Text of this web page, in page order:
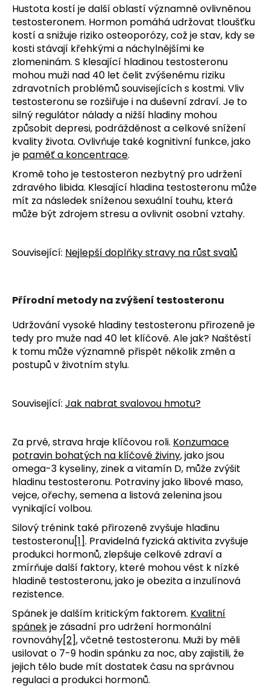
Hustota kostí je další oblastí významně ovlivněnou
testosteronem. Hormon pomáhá udržovat tloušťku
kostí a snižuje riziko osteoporózy, což je stav, kdy se
kosti stávají křehkými a náchylnějšími ke
zlomeninám. S klesající hladinou testosteronu
mohou muži nad 40 let čelit zvýšenému riziku
zdravotních problémů souvisejících s kostmi. Vliv
testosteronu se rozšiřuje i na duševní zdraví. Je to
silný regulátor nálady a nižší hladiny mohou
způsobit depresi, podrážděnost a celkové snížení
kvality života. Ovlivňuje také kognitivní funkce, jako
je paměť a koncentrace.
Kromě toho je testosteron nezbytný pro udržení
zdravého libida. Klesající hladina testosteronu může
mít za následek sníženou sexuální touhu, která
může být zdrojem stresu a ovlivnit osobní vztahy.
Související: Nejlepší doplňky stravy na růst svalů
Přírodní metody na zvýšení testosteronu
Udržování vysoké hladiny testosteronu přirozeně je
tedy pro muže nad 40 let klíčové. Ale jak? Naštěstí
k tomu může významně přispět několik změn a
postupů v životním stylu.
Související: Jak nabrat svalovou hmotu?
Za prvé, strava hraje klíčovou roli. Konzumace
potravin bohatých na klíčové živiny, jako jsou
omega-3 kyseliny, zinek a vitamín D, může zvýšit
hladinu testosteronu. Potraviny jako libové maso,
vejce, ořechy, semena a listová zelenina jsou
vynikající volbou.
Silový trénink také přirozeně zvyšuje hladinu
testosteronu[1]. Pravidelná fyzická aktivita zvyšuje
produkci hormonů, zlepšuje celkové zdraví a
zmírňuje další faktory, které mohou vést k nízké
hladině testosteronu, jako je obezita a inzulínová
rezistence.
Spánek je dalším kritickým faktorem. Kvalitní
spánekje zásadní pro udržení hormonální
rovnováhy[2], včetně testosteronu. Muži by měli
usilovat o 7-9 hodin spánku za noc, aby zajistili, že
jejich tělo bude mít dostatek času na správnou
regulaci a produkci hormonů.